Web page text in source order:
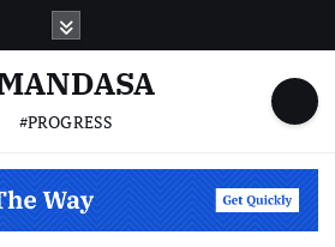
#PROGRESS